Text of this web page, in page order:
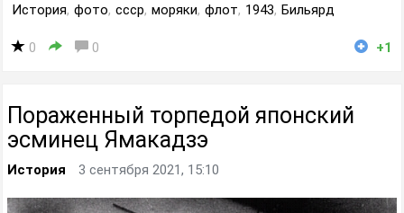
История, фото, ссср, моряки, флот, 1943, Бильярд
0 0 +1
Пораженный торпедой японский
эсминец Ямакадзэ
История 3 сентября 2021, 15:10